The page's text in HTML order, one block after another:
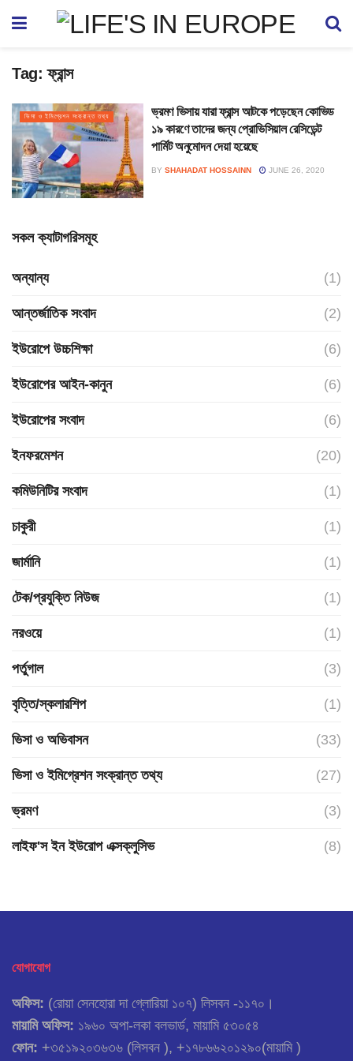
Tag:ফ্রান্স
ভিসা ও ইমিগ্রেশন সংক্রান্ত তথ্য
ভ্রমণ ভিসায় যারা ফ্রান্স আটকে পড়েছেন কোভিড
১৯ কারণে তাদের জন্য প্রোভিসিয়াল রেসিডেন্ট
পার্মিট অনুমোদন দেয়া হয়েছে
BY SHAHADAT HOSSAINN JUNE 26, 2020
সকল ক্যাটাগরিসমূহ
অন্যান্য (1)
আন্তর্জাতিক সংবাদ (2)
ইউরোপে উচ্চশিক্ষা (6)
ইউরোপের আইন-কানুন (6)
ইউরোপের সংবাদ (6)
ইনফরমেশন (20)
কমিউনিটির সংবাদ (1)
চাকুরী (1)
জার্মানি (1)
টেক/প্রযুক্তি নিউজ (1)
নরওয়ে (1)
পর্তুগাল (3)
বৃত্তি/স্কলারশিপ (1)
ভিসা ও অভিবাসন (33)
ভিসা ও ইমিগ্রেশন সংক্রান্ত তথ্য (27)
ভ্রমণ (3)
লাইফ'স ইন ইউরোপ এক্সক্লুসিভ (8)
যোগাযোগ
অফিস: (রোয়া সেনহোরা দা গ্লোরিয়া ১০৭) লিসবন -১১৭০।
মায়ামি অফিস: ১৯৬০ অপা-লকা বলভার্ড, মায়ামি ৫৩০৫৪
ফোন: +৩৫১৯২০৩৬৩৬ (লিসবন ), +১৭৮৬৬২০১২৯০(মায়ামি )